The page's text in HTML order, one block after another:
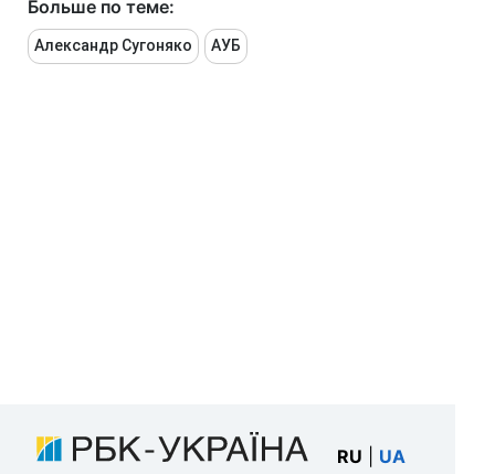
Больше по теме:
Александр Сугоняко АУБ
RU UA